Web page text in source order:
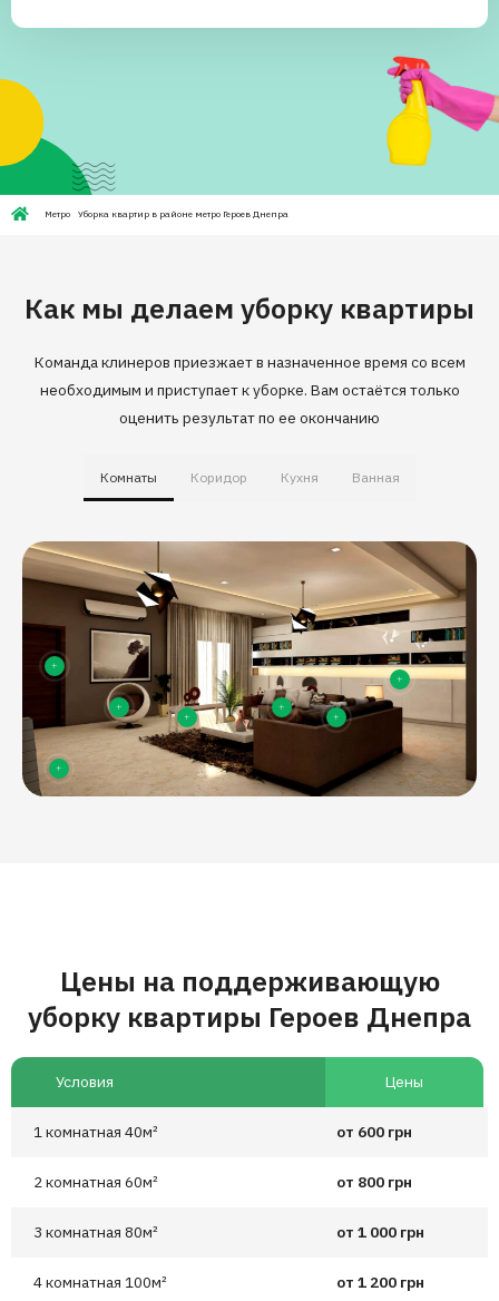
Метро Уборка квартир в районе метро Героев Днепра
Как мы делаем уборку квартиры
Команда клинеров приезжает в назначенное время со всем
необходимым и приступает к уборке. Вам остаётся только
оценить результат по ее окончанию
Комнаты Коридор Кухня Ванная
Цены на поддерживающую
уборку квартиры Героев Днепра
Условия Цены
1 комнатная 40м² от 600 грн
2 комнатная 60м² от 800 грн
3 комнатная 80м² от 1 000 грн
4 комнатная 100м² от 1 200 грн